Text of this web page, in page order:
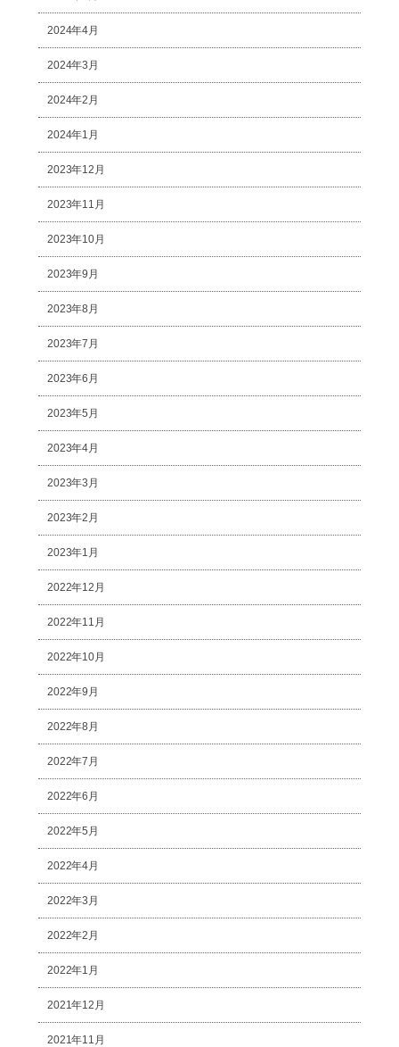
2024年4月
2024年3月
2024年2月
2024年1月
2023年12月
2023年11月
2023年10月
2023年9月
2023年8月
2023年7月
2023年6月
2023年5月
2023年4月
2023年3月
2023年2月
2023年1月
2022年12月
2022年11月
2022年10月
2022年9月
2022年8月
2022年7月
2022年6月
2022年5月
2022年4月
2022年3月
2022年2月
2022年1月
2021年12月
2021年11月